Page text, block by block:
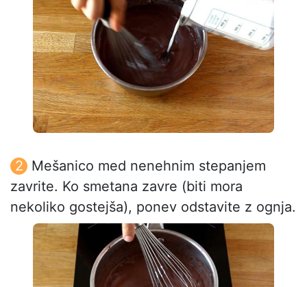
Mešanico med nenehnim stepanjem
zavrite. Ko smetana zavre (biti mora
nekoliko gostejša), ponev odstavite z ognja.